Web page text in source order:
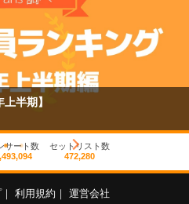
半期】
サート数
セットリスト数
472,280
｜ 利用規約 ｜ 運営会社